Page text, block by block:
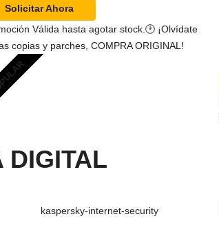
Solicitar Ahora
Válida hasta agotar stock.⁣⁣⁣⁣🕑 ¡Olvídate
copias y parches, COMPRA ORIGINAL!
DIGITAL